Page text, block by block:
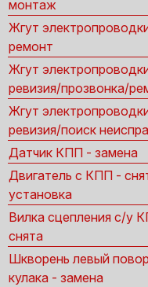
монтаж
Жгут
ремонт
Жгут
ревизия/прозвонка/
Жгут
ревизия/поиск
Датчик КПП - замена
Двигатель с КПП -
установка
Вилка сцепления с/у
снята
Шкворень левый
кулака - замена